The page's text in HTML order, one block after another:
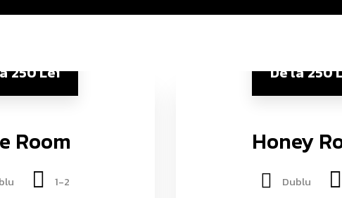
250 Lei
Room
1-2
De la250
Honey
Dublu